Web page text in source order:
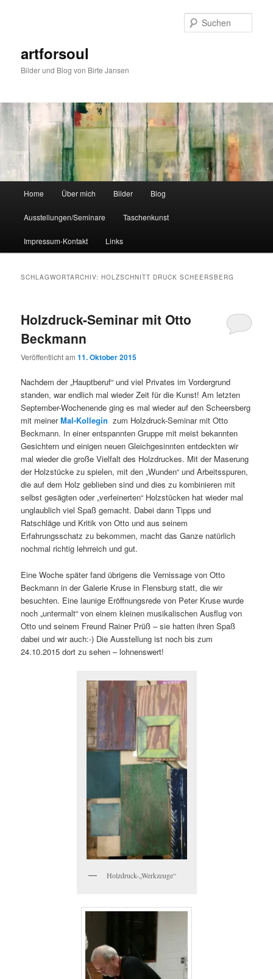
artforsoul
Bilder und Blog von Birte Jansen
Home Über mich Bilder Blog
Ausstellungen/Seminare Taschenkunst
Impressum-Kontakt Links
SCHLAGWORTARCHIV:HOLZSCHNITT DRUCK SCHEERSBERG
Holzdruck-Seminar mit Otto
Beckmann
Veröffentlicht am11. Oktober 2015
Nachdem der „Hauptberuf“ und viel Privates im Vordergrund
standen, war endlich mal wieder Zeit für die Kunst! Am letzten
September-Wochenende ging es mal wieder auf den Scheersberg
mit meiner Mal-Kolleginzum Holzdruck-Seminar mit Otto
Beckmann. In einer entspannten Gruppe mit meist bekannten
Gesichtern und einigen neuen Gleichgesinnten entdeckten wir
mal wieder die große Vielfalt des Holzdruckes. Mit der Maserung
der Holzstücke zu spielen, mit den „Wunden“ und Arbeitsspuren,
die auf dem Holz geblieben sind und dies zu kombinieren mit
selbst gesägten oder „verfeinerten“ Holzstücken hat wieder mal
unglaublich viel Spaß gemacht. Dabei dann Tipps und
Ratschläge und Kritik von Otto und aus seinem
Erfahrungsschatz zu bekommen, macht das Ganze natürlich
nochmal richtig lehrreich und gut.
Eine Woche später fand übrigens die Vernissage von Otto
Beckmann in der Galerie Kruse in Flensburg statt, die wir
besuchten. Eine launige Eröffnungsrede von Peter Kruse wurde
noch „untermalt“ von einem kleinen musikalischen Ausflug von
Otto und seinem Freund Rainer Prüß – sie hatten ihren Spaß
dabei und wir auch:-) Die Ausstellung ist noch bis zum
24.10.2015 dort zu sehen – lohnenswert!
Holzdruck-„Werkzeuge“